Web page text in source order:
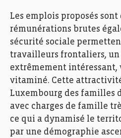
Les emplois proposés
rémunérations brutes
sécurité sociale
travailleurs frontaliers, un
extrêmement intéressant,
vitaminé. Cette
Luxembourg des familles
avec charges de famille
ce qui a dynamisé le
par une démographie